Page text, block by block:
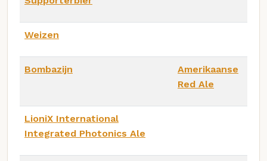
Weizen
Bombazijn
Amerikaanse
Red Ale
LioniX International
Integrated Photonics Ale